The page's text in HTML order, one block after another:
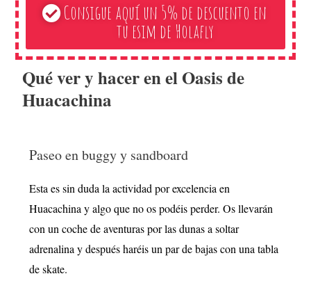
Consigue aquí un 5% de descuento en
tu esim de Holafly
Qué ver y hacer en el Oasis de
Huacachina
Paseo en buggy y sandboard
Esta es sin duda la actividad por excelencia en
Huacachina y algo que no os podéis perder. Os llevarán
con un coche de aventuras por las dunas a soltar
adrenalina y después haréis un par de bajas con una tabla
de skate.